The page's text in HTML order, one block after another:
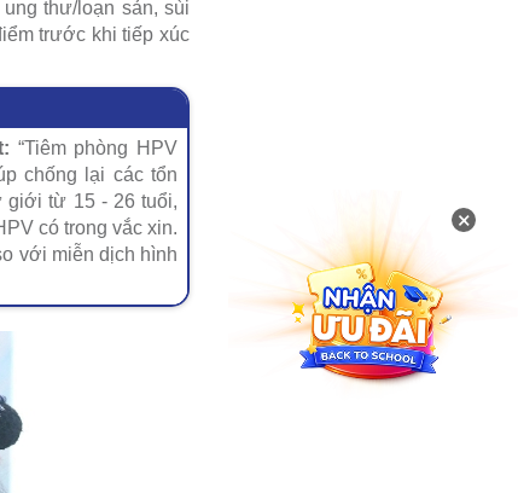
thư/loạn sản, sùi
trước khi tiếp xúc
“Tiêm phòng HPV
chống lại các tổn
giới từ 15 - 26 tuổi,
có trong vắc xin.
với miễn dịch hình
×